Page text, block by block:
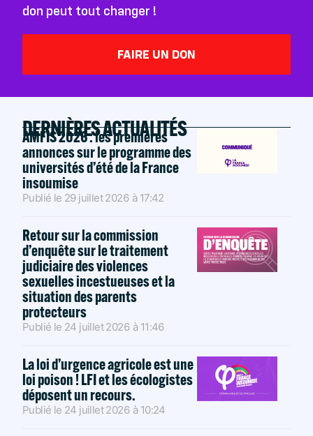
don peut tout changer !
FAIRE UN DON
DERNIÈRES ACTUALITÉS
AMFIS 2026 : les premières
annonces sur le programme des
universités d’été de la France
insoumise
Publié le 29 juillet 2026 à 17:42
Retour sur la commission
d’enquête sur le traitement
judiciaire des violences
sexuelles incestueuses et la
situation des parents
protecteurs
Publié le 24 juillet 2026 à 11:46
La loi d’urgence agricole est une
loi poison ! LFI et les écologistes
déposent un recours.
Publié le 24 juillet 2026 à 10:24